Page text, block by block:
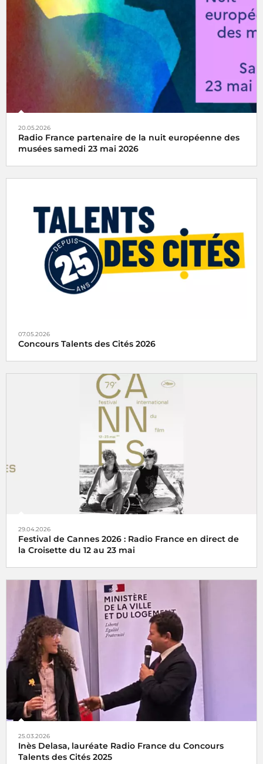
20.05.2026
Radio France partenaire de la nuit européenne des
musées samedi 23 mai 2026
Rendez-vous culturel incontournable depuis 2005, la Nuit
européenne des musées invite chaque année le public à
découvrir les musées autrement, à travers une
programmation originale mêlant visites, parcours,
performances et expériences inédites.
07.05.2026
Concours Talents des Cités 2026
Radio France partenaire du concours Talents des Cités
29.04.2026
Festival de Cannes 2026 : Radio France en direct de
la Croisette du 12 au 23 mai
Radio France, partenaire historique du Festival de Cannes
25.03.2026
Inès Delasa, lauréate Radio France du Concours
Talents des Cités 2025